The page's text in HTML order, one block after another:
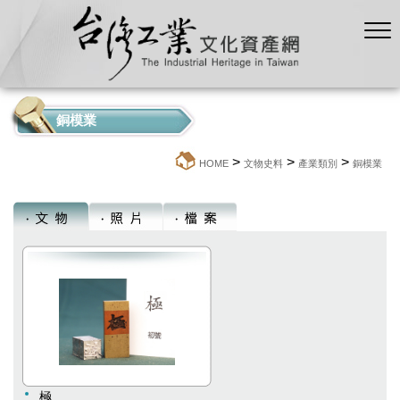
銅模業
HOME > 文物史料 > 產業類別 > 銅模業
極